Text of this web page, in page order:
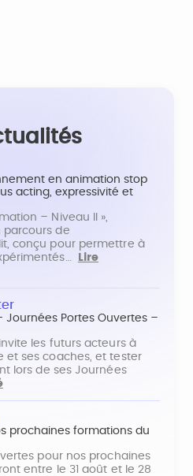
en animation stop
acting, expressivité et
– Niveau II »,
parcours de
conçu pour permettre à
Lire
Portes Ouvertes –
les futurs acteurs à
et ses coaches, et tester
lors de ses Journées
prochaines formations du
pour nos prochaines
entre le 31 août et le 28